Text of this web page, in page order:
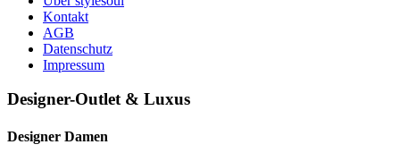
Kontakt
AGB
Datenschutz
Impressum
Designer-Outlet & Luxus
Designer Damen